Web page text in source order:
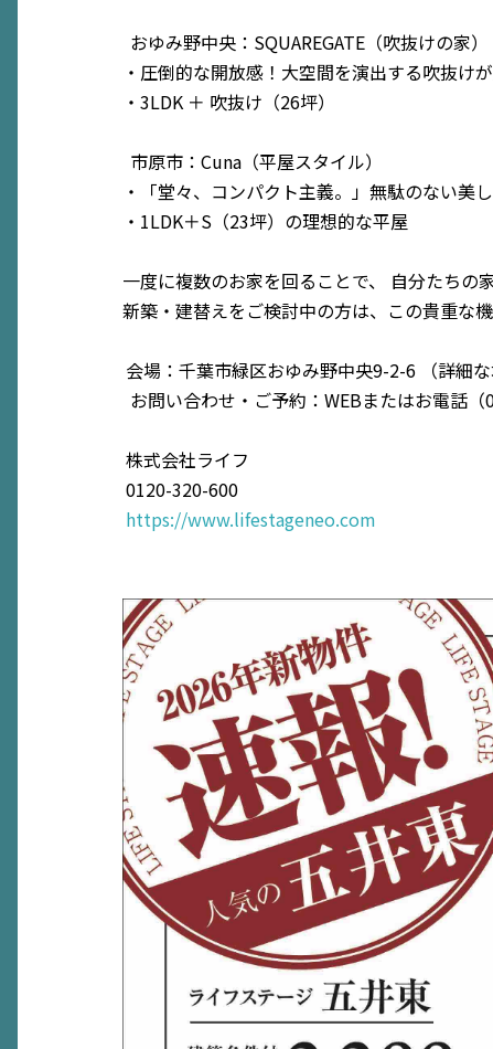
おゆみ野中央：SQUAREGATE（吹抜けの家）
・圧倒的な開放感！大空間を演出する吹抜け
・3LDK ＋ 吹抜け（26坪）
市原市：Cuna（平屋スタイル）
・「堂々、コンパクト主義。」無駄のない美し
・1LDK＋S（23坪）の理想的な平屋
一度に複数のお家を回ることで、 自分たちの
新築・建替えをご検討中の方は、この貴重な
会場：千葉市緑区おゆみ野中央9-2-6 （詳細
お問い合わせ・ご予約：WEBまたはお電話
株式会社ライフ
0120-320-600
https://www.lifestageneo.com